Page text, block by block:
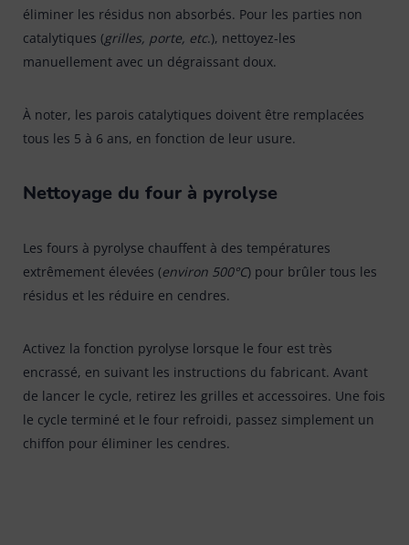
éliminer les résidus non absorbés. Pour les parties non
catalytiques (grilles, porte, etc.), nettoyez-les
manuellement avec un dégraissant doux.
À noter, les parois catalytiques doivent être remplacées
tous les 5 à 6 ans, en fonction de leur usure.
Nettoyage du four à pyrolyse
Les fours à pyrolyse chauffent à des températures
extrêmement élevées (environ 500°C) pour brûler tous les
résidus et les réduire en cendres.
Activez la fonction pyrolyse lorsque le four est très
encrassé, en suivant les instructions du fabricant. Avant
de lancer le cycle, retirez les grilles et accessoires. Une fois
le cycle terminé et le four refroidi, passez simplement un
chiffon pour éliminer les cendres.